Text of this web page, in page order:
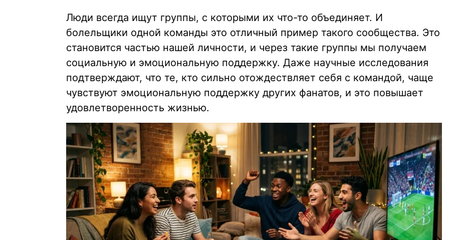
Люди всегда ищут группы, с которыми их что-то объединяет. И
болельщики одной команды это отличный пример такого сообщества. Это
становится частью нашей личности, и через такие группы мы получаем
социальную и эмоциональную поддержку. Даже научные исследования
подтверждают, что те, кто сильно отождествляет себя с командой, чаще
чувствуют эмоциональную поддержку других фанатов, и это повышает
удовлетворенность жизнью.